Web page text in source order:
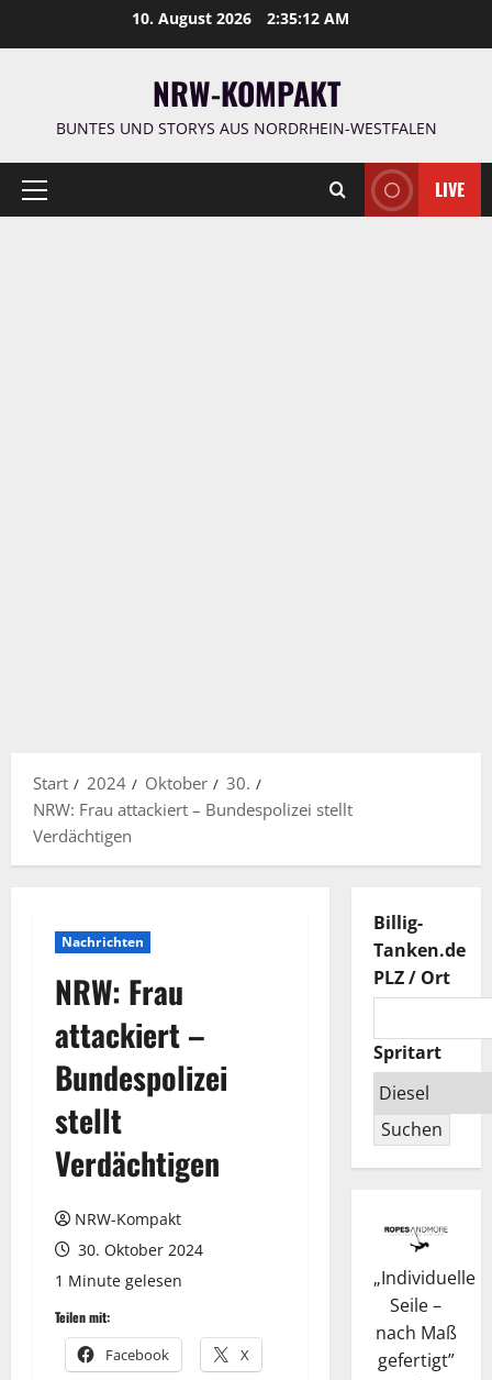
10. August 2026 2:35:13 AM
NRW-KOMPAKT
BUNTES UND STORYS AUS NORDRHEIN-WESTFALEN
Primäres
LIVE
Start 2024 Oktober
30.
NRW: Frau attackiert – Bundespolizei stellt
Verdächtigen
Nachrichten
NRW: Frau
attackiert –
Bundespolizei
stellt
Verdächtigen
NRW-Kompakt
30. Oktober 2024
1 Minute gelesen
Teilen mit:
Facebook X
Billig-
Tanken.de
PLZ / Ort
Spritart
Suchen
„Individuelle
Seile –
nach Maß
gefertigt”